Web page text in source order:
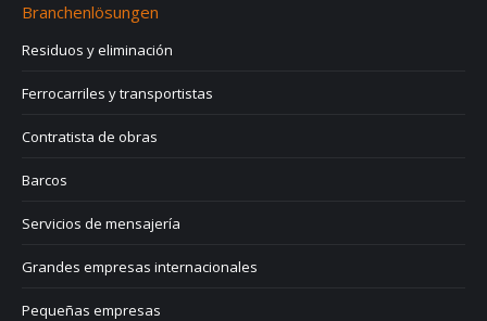
Branchenlösungen
Residuos y eliminación
Ferrocarriles y transportistas
Contratista de obras
Barcos
Servicios de mensajería
Grandes empresas internacionales
Pequeñas empresas